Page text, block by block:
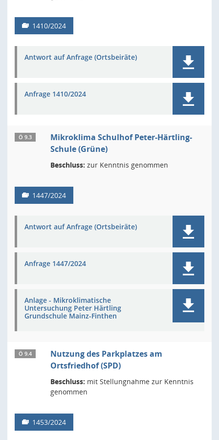
1410/2024
Antwort auf Anfrage (Ortsbeiräte)
Anfrage 1410/2024
Ö 9.3
Mikroklima Schulhof Peter-Härtling-
Schule (Grüne)
Beschluss: zur Kenntnis genommen
1447/2024
Antwort auf Anfrage (Ortsbeiräte)
Anfrage 1447/2024
Anlage - Mikroklimatische
Untersuchung Peter Härtling
Grundschule Mainz-Finthen
Ö 9.4
Nutzung des Parkplatzes am
Ortsfriedhof (SPD)
Beschluss: mit Stellungnahme zur Kenntnis
genommen
1453/2024